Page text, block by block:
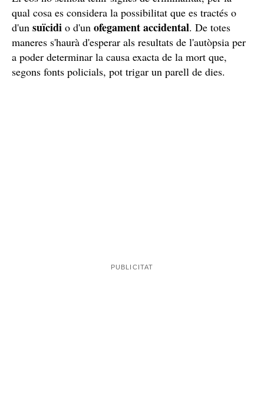
qual cosa es considera la possibilitat que es tractés o
d'un suïcidi o d'un ofegament accidental. De totes
maneres s'haurà d'esperar als resultats de l'autòpsia per
a poder determinar la causa exacta de la mort que,
segons fonts policials, pot trigar un parell de dies.